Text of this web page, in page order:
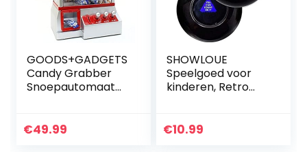
GOODS+GADGETS
Candy Grabber
Snoepautomaat
Grijper
€49.99
SHOWLOUE
Speelgoed voor
kinderen, Retro
Fortune Telling
€10.99